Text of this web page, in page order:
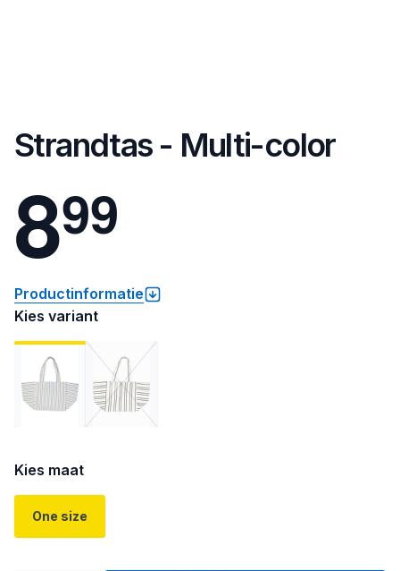
Strandtas - Multi-color
899
Productinformatie
Kies variant
Kies maat
One size